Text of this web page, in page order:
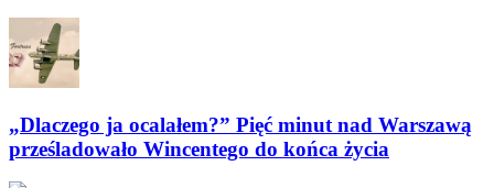
„Dlaczego ja ocalałem?” Pięć minut nad Warszawą
prześladowało Wincentego do końca życia